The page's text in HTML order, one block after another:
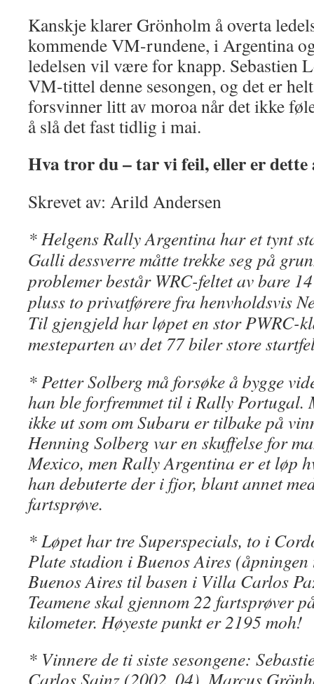
Kanskje klarer Grönholm å overta
kommende VM-rundene, i Argentina
ledelsen vil være for knapp. Sebastien
VM-tittel denne sesongen, og det er
forsvinner litt av moroa når det ikke
å slå det fast tidlig i mai.
Hva tror du – tar vi feil, eller er
Skrevet av: Arild Andersen
* Helgens Rally Argentina har et tynt
Galli dessverre måtte trekke seg på
problemer består WRC-feltet av bare
pluss to privatførere fra henvholdsvis
Til gjengjeld har løpet en stor PWRC-
mesteparten av det 77 biler store
* Petter Solberg må forsøke å bygge
han ble forfremmet til i Rally Portugal.
ikke ut som om Subaru er tilbake på
Henning Solberg var en skuffelse for
Mexico, men Rally Argentina er et løp
han debuterte der i fjor, blant annet
fartsprøve.
* Løpet har tre Superspecials, to i
Plate stadion i Buenos Aires
Buenos Aires til basen i Villa Carlos
Teamene skal gjennom 22 fartsprøver
kilometer. Høyeste punkt er 2195 moh!
* Vinnere de ti siste sesongene:
Carlos Sainz (2002, 04), Marcus